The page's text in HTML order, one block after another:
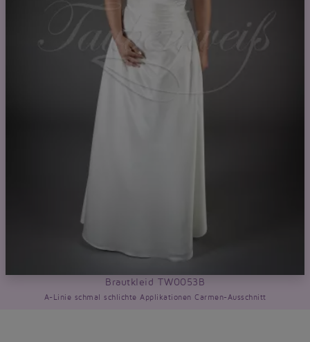
Brautkleid TW0053B
A-Linie schmal schlichte Applikationen Carmen-Ausschnitt